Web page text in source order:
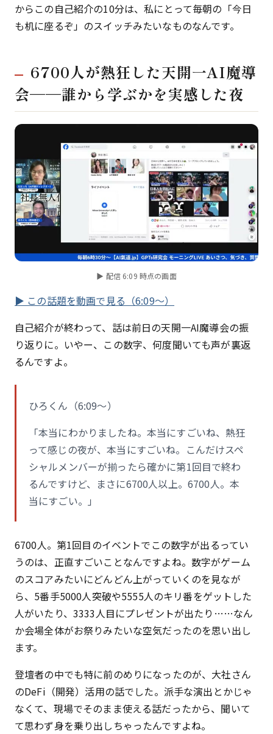
からこの自己紹介の10分は、私にとって毎朝の「今日
も机に座るぞ」のスイッチみたいなものなんです。
6700人が熱狂した天開一AI魔導
会——誰から学ぶかを実感した夜
▶ 配信 6:09 時点の画面
▶ この話題を動画で見る（6:09〜）
自己紹介が終わって、話は前日の天開一AI魔導会の振
り返りに。いやー、この数字、何度聞いても声が裏返
るんですよ。
ひろくん（6:09〜）
「本当にわかりましたね。本当にすごいね、熱狂
って感じの夜が、本当にすごいね。こんだけスペ
シャルメンバーが揃ったら確かに第1回目で終わ
るんですけど、まさに6700人以上。6700人。本
当にすごい。」
6700人。第1回目のイベントでこの数字が出るってい
うのは、正直すごいことなんですよね。数字がゲーム
のスコアみたいにどんどん上がっていくのを見なが
ら、5番手5000人突破や5555人のキリ番をゲットした
人がいたり、3333人目にプレゼントが出たり……なん
か会場全体がお祭りみたいな空気だったのを思い出し
ます。
登壇者の中でも特に前のめりになったのが、大社さん
のDeFi（開発）活用の話でした。派手な演出とかじゃ
なくて、現場でそのまま使える話だったから、聞いて
て思わず身を乗り出しちゃったんですよね。